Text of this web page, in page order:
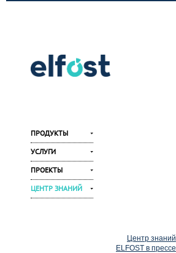
ПРОДУКТЫ
УСЛУГИ
ПРОЕКТЫ
ЦЕНТР ЗНАНИЙ
Центр знаний
ELFOST в прессе